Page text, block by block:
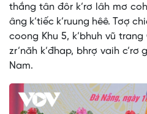
thắng tân đôr k’rơ lâh mơ
âng k’tiếc k’ruung hêê. Tơợ
coong Khu 5, k’bhuh vũ
zr’năh k’đhap, bhrợ vaih
Nam.